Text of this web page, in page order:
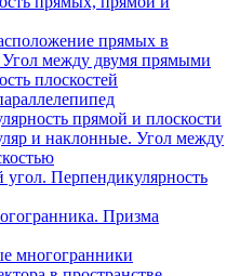
прямых в
Угол между двумя прямыми
плоскостей
прямой и плоскости
и наклонные. Угол между
Перпендикулярность
Призма
многогранники